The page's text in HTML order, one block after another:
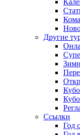
Другие
Ссылки
Год